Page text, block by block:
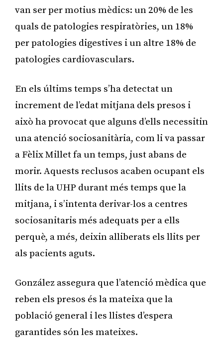
van ser per motius mèdics: un 20% de les
quals de patologies respiratòries, un 18%
per patologies digestives i un altre 18% de
patologies cardiovasculars.
En els últims temps s’ha detectat un
increment de l’edat mitjana dels presos i
això ha provocat que alguns d’ells necessitin
una atenció sociosanitària, com li va passar
a Fèlix Millet fa un temps, just abans de
morir. Aquests reclusos acaben ocupant els
llits de la UHP durant més temps que la
mitjana, i s’intenta derivar-los a centres
sociosanitaris més adequats per a ells
perquè, a més, deixin alliberats els llits per
als pacients aguts.
González assegura que l’atenció mèdica que
reben els presos és la mateixa que la
població general i les llistes d’espera
garantides són les mateixes.